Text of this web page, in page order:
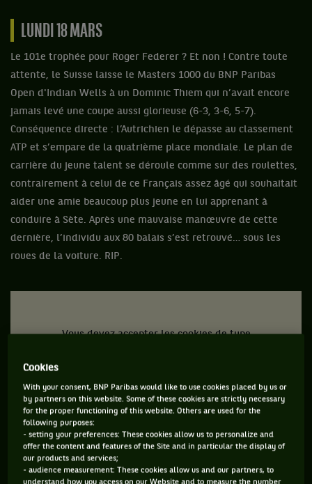
LUNDI 18 MARS
Le 101e trophée pour Roger Federer ? Et non ! Contre toute
attente, le Suisse laisse le Masters 1000 du BNP Paribas
Open d'Indian Wells à un Dominic Thiem qui n’avait encore
jamais levé une coupe aussi glorieuse (6-3, 3-6, 5-7).
Conséquence directe : l’Autrichien le dépasse au classement
ATP et s’empare de la quatrième place mondiale. Le plan de
carrière du jeune talent se déroule comme sur des roulettes,
contrairement à celui de ce Français assez âgé qui souhaitait
aider une amie beaucoup plus jeune en lui apprenant à
conduire à Sète. Après une mauvaise manœuvre de cette
dernière, l’individu aux 80 balais s’est retrouvé… sous les
roues de la voiture. RIP.
Vous devez accepter les cookies de type
GÉRER MES PRÉFÉRENCES
Cookies
With your consent, BNP Paribas would like to use cookies placed by us or
by partners on this website. Some of these cookies are strictly necessary
for the proper functioning of this website. Others are used for the
following purposes:
- setting your preferences: These cookies allow us to personalize and
offer the content and features of the Site and in particular the display of
our products and services;
- audience measurement: These cookies allow us and our partners, to